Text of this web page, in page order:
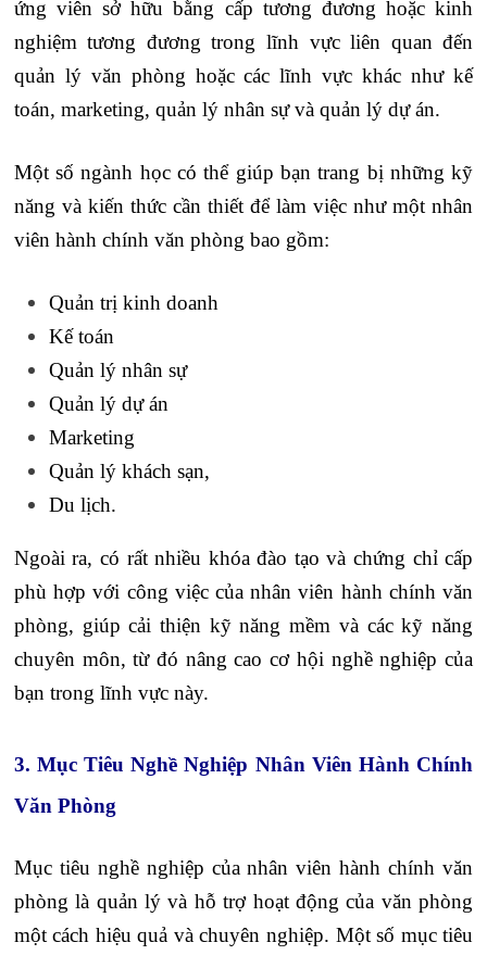
ứng viên sở hữu bằng cấp tương đương hoặc kinh
nghiệm tương đương trong lĩnh vực liên quan đến
quản lý văn phòng hoặc các lĩnh vực khác như kế
toán, marketing, quản lý nhân sự và quản lý dự án.
Một số ngành học có thể giúp bạn trang bị những kỹ
năng và kiến thức cần thiết để làm việc như một nhân
viên hành chính văn phòng bao gồm:
Quản trị kinh doanh
Kế toán
Quản lý nhân sự
Quản lý dự án
Marketing
Quản lý khách sạn,
Du lịch.
Ngoài ra, có rất nhiều khóa đào tạo và chứng chỉ cấp
phù hợp với công việc của nhân viên hành chính văn
phòng, giúp cải thiện kỹ năng mềm và các kỹ năng
chuyên môn, từ đó nâng cao cơ hội nghề nghiệp của
bạn trong lĩnh vực này.
3. Mục Tiêu Nghề Nghiệp Nhân Viên Hành Chính
Văn Phòng
Mục tiêu nghề nghiệp của nhân viên hành chính văn
phòng là quản lý và hỗ trợ hoạt động của văn phòng
một cách hiệu quả và chuyên nghiệp. Một số mục tiêu